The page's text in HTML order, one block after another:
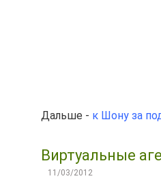
Дальше - к Шону за
Виртуальные
11/03/2012